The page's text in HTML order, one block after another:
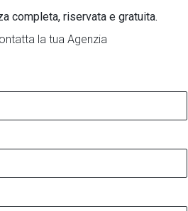
completa, riservata e gratuita.
la tua Agenzia